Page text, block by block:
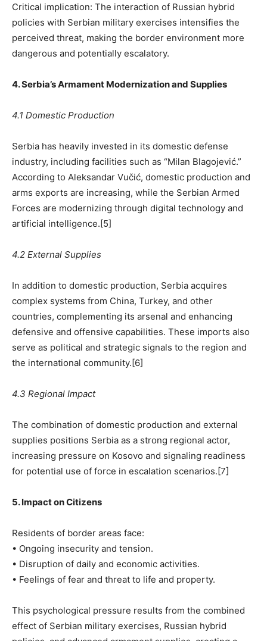
Critical implication: The interaction of Russian hybrid
policies with Serbian military exercises intensifies the
perceived threat, making the border environment more
dangerous and potentially escalatory.
4. Serbia’s Armament Modernization and Supplies
4.1 Domestic Production
Serbia has heavily invested in its domestic defense
industry, including facilities such as “Milan Blagojević.”
According to Aleksandar Vučić, domestic production and
arms exports are increasing, while the Serbian Armed
Forces are modernizing through digital technology and
artificial intelligence.[5]
4.2 External Supplies
In addition to domestic production, Serbia acquires
complex systems from China, Turkey, and other
countries, complementing its arsenal and enhancing
defensive and offensive capabilities. These imports also
serve as political and strategic signals to the region and
the international community.[6]
4.3 Regional Impact
The combination of domestic production and external
supplies positions Serbia as a strong regional actor,
increasing pressure on Kosovo and signaling readiness
for potential use of force in escalation scenarios.[7]
5. Impact on Citizens
Residents of border areas face:
• Ongoing insecurity and tension.
• Disruption of daily and economic activities.
• Feelings of fear and threat to life and property.
This psychological pressure results from the combined
effect of Serbian military exercises, Russian hybrid